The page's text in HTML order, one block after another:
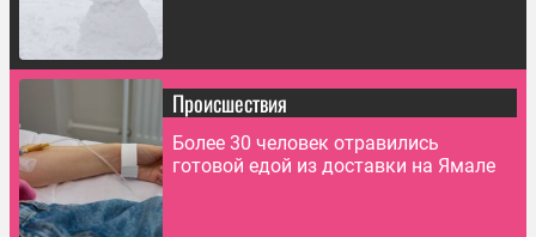
Происшествия
Более 30 человек отравились
готовой едой из доставки на Ямале